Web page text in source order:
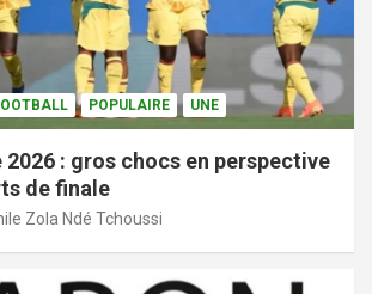
POPULAIRE UNE
2026 : gros chocs en perspective
de finale
Zola Ndé Tchoussi